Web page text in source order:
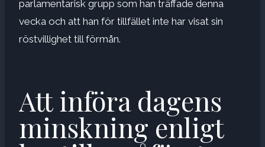
parlamentarisk grupp som han träffade denna
vecka och att han för tillfället inte har visat sin
röstvillighet till förmån.
Att införa dagens
minskning enligt